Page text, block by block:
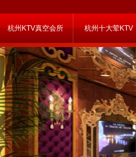
杭州KTV真空会所 杭州十大荤KTV